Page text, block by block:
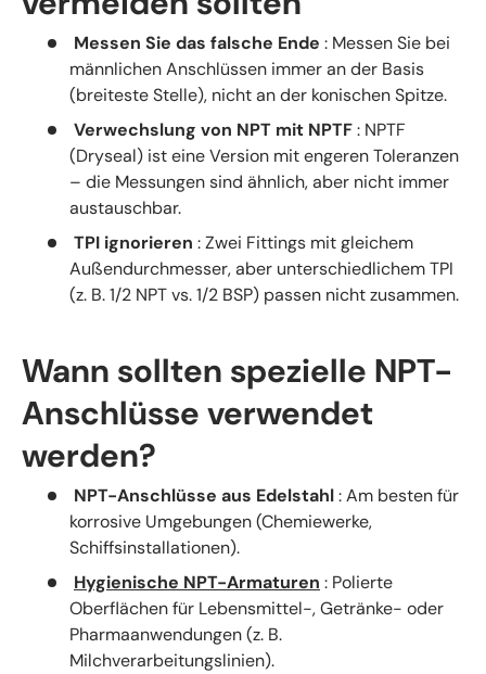
Messen Sie das falsche Ende : Messen Sie bei
männlichen Anschlüssen immer an der Basis
(breiteste Stelle), nicht an der konischen Spitze.
Verwechslung von NPT mit NPTF: NPTF
(Dryseal) ist eine Version mit engeren Toleranzen
– die Messungen sind ähnlich, aber nicht immer
austauschbar.
TPI ignorieren : Zwei Fittings mit gleichem
Außendurchmesser, aber unterschiedlichem TPI
(z. B. 1/2 NPT vs. 1/2 BSP) passen nicht zusammen.
Wann sollten spezielle NPT-
Anschlüsse verwendet
werden?
NPT-Anschlüsse aus Edelstahl: Am besten für
korrosive Umgebungen (Chemiewerke,
Schiffsinstallationen).
Hygienische NPT-Armaturen : Polierte
Oberflächen für Lebensmittel-, Getränke- oder
Pharmaanwendungen (z. B.
Milchverarbeitungslinien).